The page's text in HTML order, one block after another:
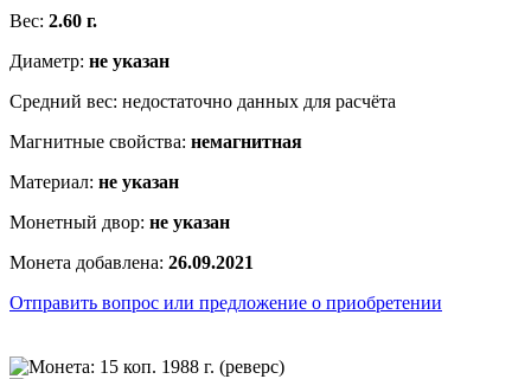
Вес: 2.60 г.
Диаметр: не указан
Средний вес: недостаточно данных для расчёта
Магнитные свойства: немагнитная
Материал: не указан
Монетный двор: не указан
Монета добавлена: 26.09.2021
Отправить вопрос или предложение о приобретении